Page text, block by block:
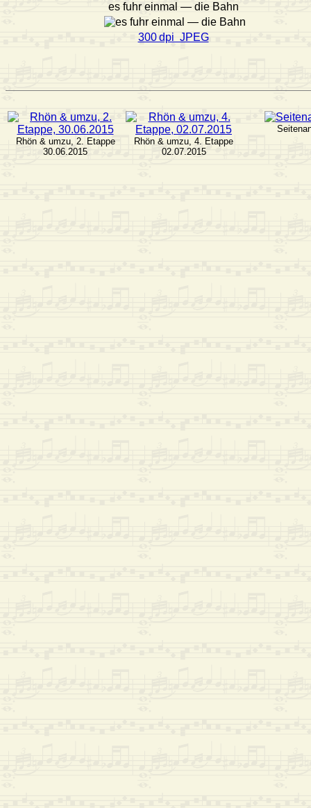
es fuhr einmal — die Bahn
300 dpi JPEG
Rhön & umzu, 2. Etappe
30.06.2015
Rhön & umzu, 4. Etappe
02.07.2015